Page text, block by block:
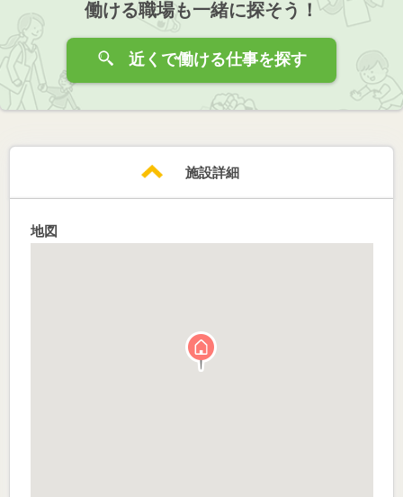
働ける職場も一緒に探そう！
近くで働ける仕事を探す
施設詳細
地図